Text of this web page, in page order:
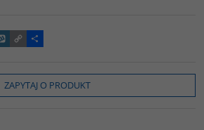
W
y
o
p
C
o
y
L
i
P
o
z
i
e
ZAPYTAJ O PRODUKT